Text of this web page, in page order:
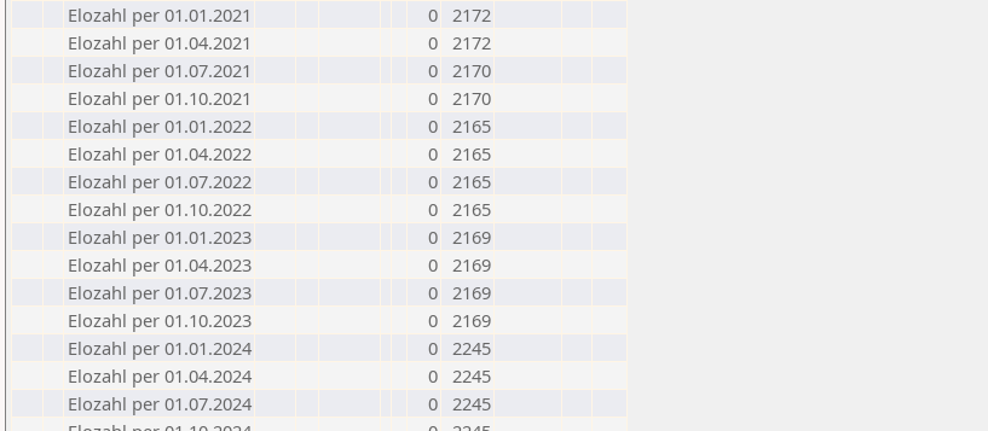
Elozahl per 01.01.2021
0 2172
Elozahl per 01.04.2021
0 2172
Elozahl per 01.07.2021
0 2170
Elozahl per 01.10.2021
0 2170
Elozahl per 01.01.2022
0 2165
Elozahl per 01.04.2022
0 2165
Elozahl per 01.07.2022
0 2165
Elozahl per 01.10.2022
0 2165
Elozahl per 01.01.2023
0 2169
Elozahl per 01.04.2023
0 2169
Elozahl per 01.07.2023
0 2169
Elozahl per 01.10.2023
0 2169
Elozahl per 01.01.2024
0 2245
Elozahl per 01.04.2024
0 2245
Elozahl per 01.07.2024
0 2245